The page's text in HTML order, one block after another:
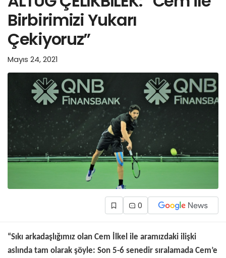
Birbirimizi Yukarı
Çekiyoruz”
Mayıs 24, 2021
0
“Sıkı arkadaşlığımız olan Cem İlkel ile aramızdaki ilişki
aslında tam olarak şöyle: Son 5-6 senedir sıralamada Cem’e